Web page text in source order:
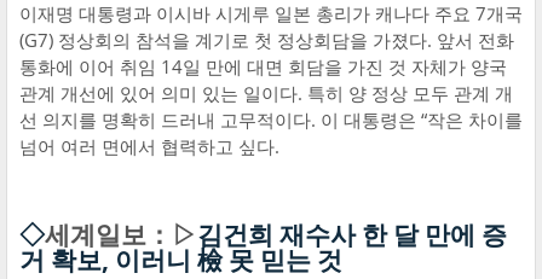
이재명 대통령과 이시바 시게루 일본 총리가 캐나다 주요 7개국
(G7) 정상회의 참석을 계기로 첫 정상회담을 가졌다. 앞서 전화
통화에 이어 취임 14일 만에 대면 회담을 가진 것 자체가 양국
관계 개선에 있어 의미 있는 일이다. 특히 양 정상 모두 관계 개
선 의지를 명확히 드러내 고무적이다. 이 대통령은 “작은 차이를
넘어 여러 면에서 협력하고 싶다.
◇세계일보：▷김건희 재수사 한 달 만에 증
거 확보, 이러니 檢 못 믿는 것